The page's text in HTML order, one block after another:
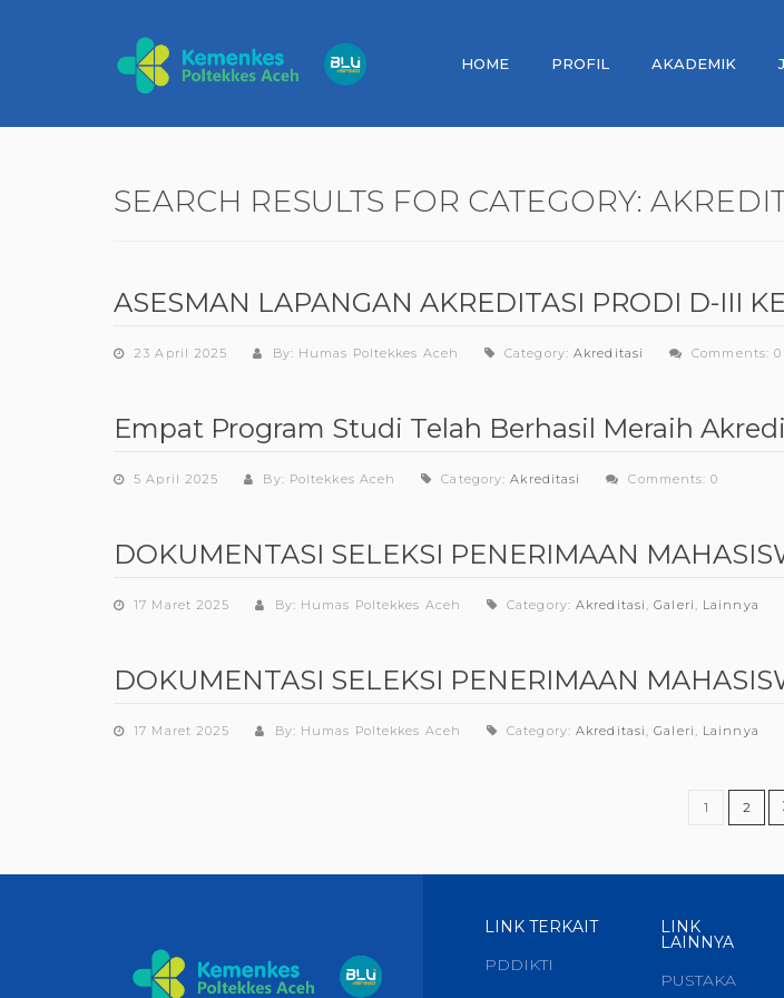
HOME PROFIL AKADEMIK
SEARCH RESULTS FOR CATEGORY:
ASESMAN LAPANGAN AKREDITASI PRODI D-III
23 April 2025 By: Humas Poltekkes Aceh Category:Akreditasi Comments: 0
Empat Program Studi Telah Berhasil Meraih
5 April 2025 By: Poltekkes Aceh Category:Akreditasi Comments: 0
DOKUMENTASI SELEKSI PENERIMAAN
17 Maret 2025 By: Humas Poltekkes Aceh Category:Akreditasi,Galeri, Lainnya
DOKUMENTASI SELEKSI PENERIMAAN
17 Maret 2025 By: Humas Poltekkes Aceh Category:Akreditasi,Galeri, Lainnya
1 2
LINK TERKAIT
PDDIKTI
LINK
LAINNYA
PUSTAKA